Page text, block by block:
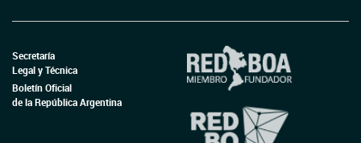
Secretaría
Legal y Técnica
Boletín Oficial
de la República Argentina